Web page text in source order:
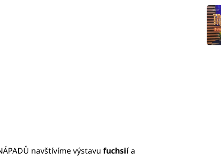
navštívíme výstavu fuchsiía